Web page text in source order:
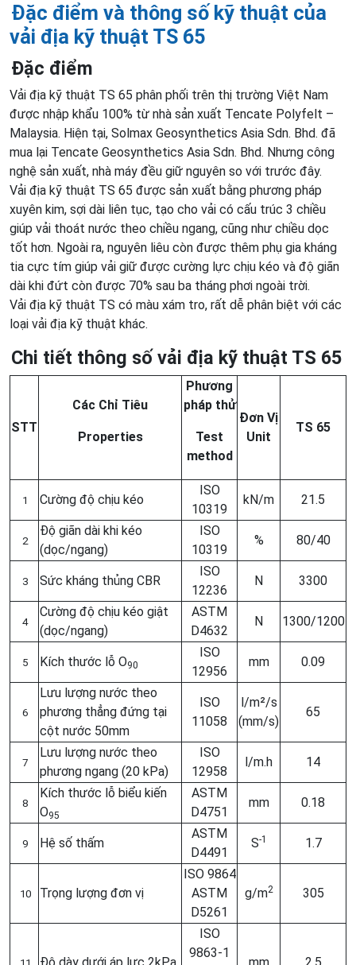
Đặc điểm và thông số kỹ thuật của
vải địa kỹ thuật TS 65
Đặc điểm
Vải địa kỹ thuật TS 65 phân phối trên thị trường Việt Nam
được nhập khẩu 100% từ nhà sản xuất Tencate Polyfelt –
Malaysia. Hiện tại, Solmax Geosynthetics Asia Sdn. Bhd. đã
mua lại Tencate Geosynthetics Asia Sdn. Bhd. Nhưng công
nghệ sản xuất, nhà máy đều giữ nguyên so với trước đây​.
Vải địa kỹ thuật TS 65 được sản xuất bằng phương pháp
xuyên kim, sợi dài liên tục, tạo cho vải có cấu trúc 3 chiều
giúp vải thoát nước theo chiều ngang, cũng như chiều dọc
tốt hơn. Ngoài ra, nguyên liêu còn được thêm phụ gia kháng
tia cực tím giúp vải giữ được cường lực chịu kéo và độ giãn
dài khi đứt còn được 70% sau ba tháng phơi ngoài trời.
Vải địa kỹ thuật TS có màu xám tro, rất dễ phân biệt với các
loại vải địa kỹ thuật khác.
Chi tiết thông số vải địa kỹ thuật TS 65
STT
Các Chỉ Tiêu
Properties
Phương
pháp thử
Test
method
Đơn Vị
Unit
TS 65
1 Cường độ chịu kéo
ISO
10319
kN/m 21.5
2
Độ giãn dài khi kéo
(dọc/ngang)
ISO
10319
% 80/40
3 Sức kháng thủng CBR
ISO
12236
N 3300
4
Cường độ chịu kéo giật
(dọc/ngang)
ASTM
D4632
N 1300/1200
5 Kích thước lỗ O90
ISO
12956
mm 0.09
6
Lưu lượng nước theo
phương thẳng đứng tại
cột nước 50mm
ISO
11058
l/m²/s
(mm/s)
65
7
Lưu lượng nước theo
phương ngang (20 kPa)
ISO
12958
l/m.h 14
8
Kích thước lỗ biểu kiến
O95
ASTM
D4751
mm 0.18
9 Hệ số thấm
ASTM
D4491
S-1 1.7
10 Trọng lượng đơn vị
ISO 9864
ASTM
D5261
g/m2 305
ISO
9863-1